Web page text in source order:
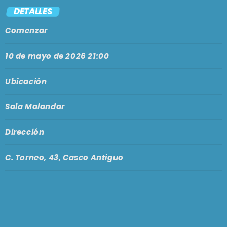
BARCELONA
MALLORCA
PODCASTS
TIENDA
EN VIVO AHORA!
DETALLES
Comenzar
10 de mayo de 2026 21:00
Ubicación
Sala Malandar
Dirección
C. Torneo, 43, Casco Antiguo